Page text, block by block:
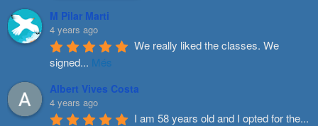
M Pilar Marti
4 years ago
We really liked the classes. We
signed... Més
Albert Vives Costa
4 years ago
I am 58 years old and I opted for the...